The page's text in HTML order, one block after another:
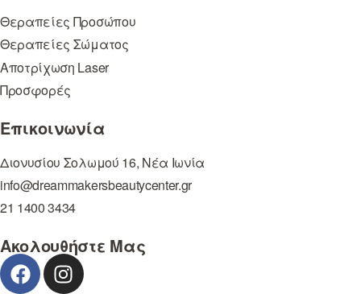
Θεραπείες Προσώπου
Θεραπείες Σώματος
Αποτρίχωση Laser
Προσφορές
Επικοινωνία
Διονυσίου Σολωμού 16, Νέα Ιωνία
info@dreammakersbeautycenter.gr
21 1400 3434
Ακολουθήστε Μας